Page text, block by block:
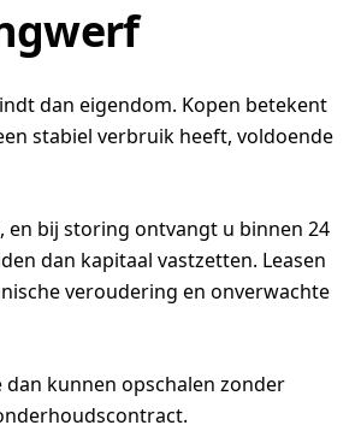
dan eigendom. Kopen betekent
stabiel verbruik heeft, voldoende
en bij storing ontvangt u binnen 24
dan kapitaal vastzetten. Leasen
veroudering en onverwachte
kunnen opschalen zonder